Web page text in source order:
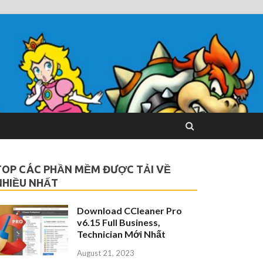
CÁC PHẦN MỀM ĐƯỢC TẢI VỀ
NHẤT
Download CCleaner Pro
v6.15 Full Business,
Technician Mới Nhất
August 21, 2023